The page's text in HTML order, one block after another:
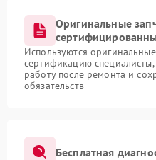
Оригинальные
Используются
сертификацию
работу после ремонта и
обязательств
Бесплатная